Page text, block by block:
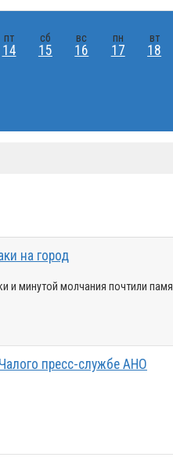
пт
14
сб
15
вс
16
пн
17
вт
18
на город
и минутой молчания почтили
пресс-службе АНО